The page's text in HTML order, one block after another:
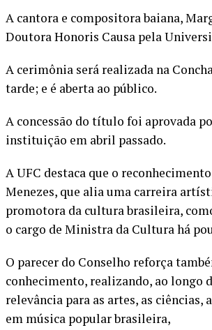
A cantora e compositora baiana,
Doutora Honoris Causa pela
A cerimônia será realizada na
tarde; e é aberta ao público.
A concessão do título foi aprovada
instituição em abril passado.
A UFC destaca que o
Menezes, que alia uma carreira
promotora da cultura brasileira,
o cargo de Ministra da Cultura há
O parecer do Conselho reforça
conhecimento, realizando, ao longo
relevância para as artes, as ciências,
em música popular brasileira,